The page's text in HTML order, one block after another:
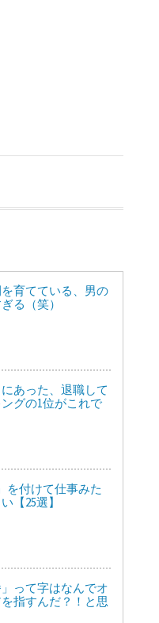
を育てている、男の
る（笑）
あった、退職して
グの1位がこれで
を付けて仕事みた
【25選】
って字はなんでオ
指すんだ？！と思